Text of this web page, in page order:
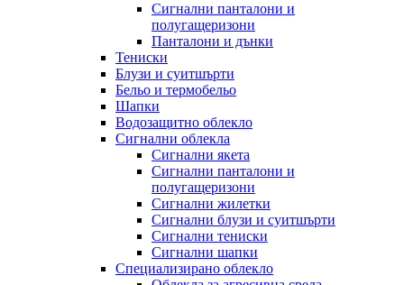
Сигнални панталони и
полугащеризони
Панталони и дънки
Тениски
Блузи и суитшърти
Бельо и термобельо
Шапки
Водозащитно облекло
Сигнални облекла
Сигнални якета
Сигнални панталони и
полугащеризони
Сигнални жилетки
Сигнални блузи и суитшърти
Сигнални тениски
Сигнални шапки
Специализирано облекло